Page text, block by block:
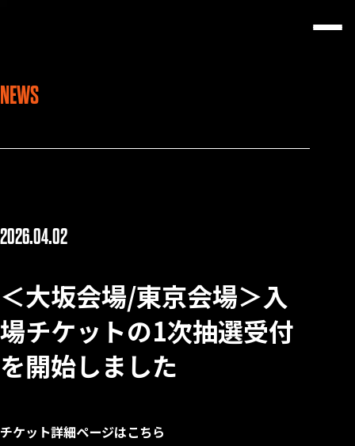
NEWS
2026.04.02
＜大坂会場/東京会場＞入
場チケットの1次抽選受付
を開始しました
チケット詳細ページはこちら